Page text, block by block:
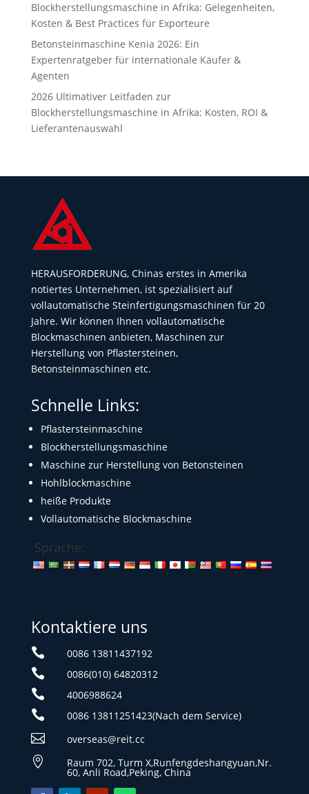
Blockherstellungsmaschine in Afrika: Gelegenheiten,
Kosten & Best Practices für Exporteure
Betonsteinmaschine Kenia 2026: Ein
Expertenratgeber für internationale Käufer &
Agenten
2026 Ultimativer Leitfaden zur
Blockherstellungsmaschine in Afrika: Kosten, ROI &
Lieferantenauswahl
HERAUSFORDERUNG, Chinas erstes in Amerika
notiertes Unternehmen, ist spezialisiert auf
vollautomatische Steinfertigungsmaschinen für 20
Jahre. Wir können Ihnen vollautomatische
Blockmaschinen anbieten, Maschinen zur
Herstellung von Pflastersteinen,
Betonsteinmaschinen etc.
Schnelle Links:
Pflastersteinmaschine
Blockherstellungsmaschine
Maschine zur Herstellung von Betonsteinen
Hohlblockmaschine
heiße Produkte
Vollautomatische Blockmaschine
Sprache:
Kontaktiere uns
 0086 13811437192
 0086(010) 64820312
 4006988624
 0086 13811251423(Nach dem Service)
 overseas@reit.cc
 Raum 702, Turm X,Runfengdeshangyuan,Nr.
60, Anli Road,Peking, China